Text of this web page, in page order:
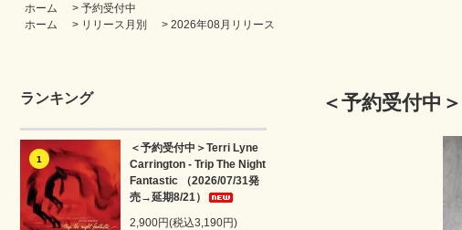
ホーム
> 予約受付中
ホーム
> リリース月別 > 2026年08月リリース
ランキング
1
＜予約受付中＞Terri Lyne
Carrington - Trip The Night
Fantastic （2026/07/31発
売→延期8/21）
2,900円(税込3,190円)
＜予約受付中